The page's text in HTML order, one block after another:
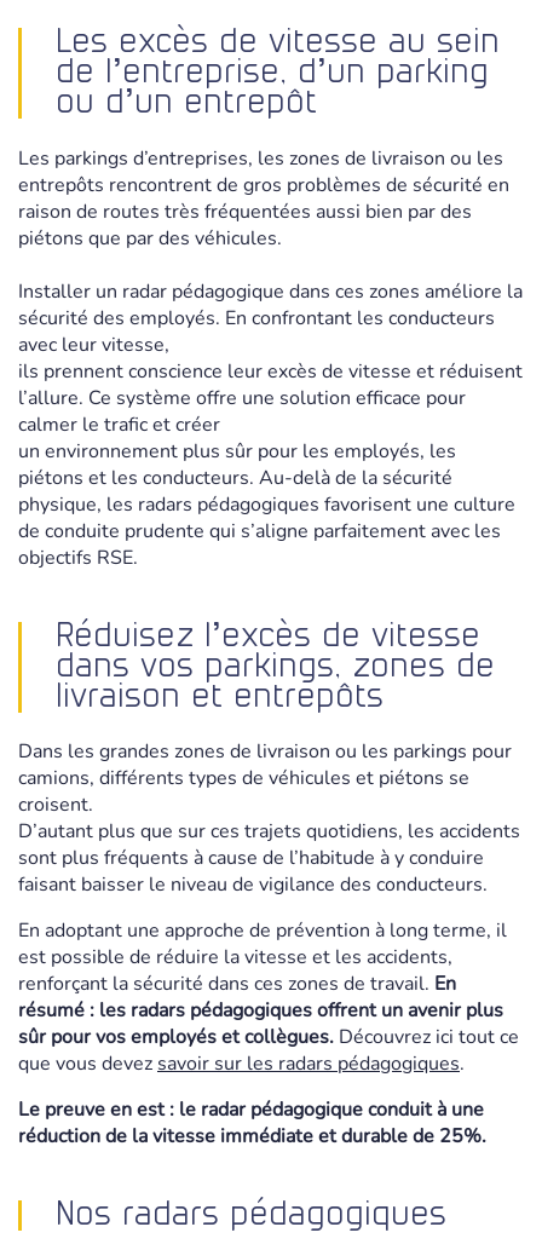
Les excès de vitesse au sein
de l’entreprise, d’un parking
ou d’un entrepôt
Les parkings d’entreprises, les zones de livraison ou les
entrepôts rencontrent de gros problèmes de sécurité en
raison de routes très fréquentées aussi bien par des
piétons que par des véhicules.
Installer un radar pédagogique dans ces zones améliore la
sécurité des employés. En confrontant les conducteurs
avec leur vitesse,
ils prennent conscience leur excès de vitesse et réduisent
l’allure. Ce système offre une solution efficace pour
calmer le trafic et créer
un environnement plus sûr pour les employés, les
piétons et les conducteurs. Au-delà de la sécurité
physique, les radars pédagogiques favorisent une culture
de conduite prudente qui s’aligne parfaitement avec les
objectifs RSE.
Réduisez l’excès de vitesse
dans vos parkings, zones de
livraison et entrepôts
Dans les grandes zones de livraison ou les parkings pour
camions, différents types de véhicules et piétons se
croisent.
D’autant plus que sur ces trajets quotidiens, les accidents
sont plus fréquents à cause de l’habitude à y conduire
faisant baisser le niveau de vigilance des conducteurs.
En adoptant une approche de prévention à long terme, il
est possible de réduire la vitesse et les accidents,
renforçant la sécurité dans ces zones de travail. En
résumé : les radars pédagogiques offrent un avenir plus
sûr pour vos employés et collègues. Découvrez ici tout ce
que vous devez savoir sur les radars pédagogiques.
Le preuve en est : le radar pédagogique conduit à une
réduction de la vitesse immédiate et durable de 25%.
Nos radars pédagogiques